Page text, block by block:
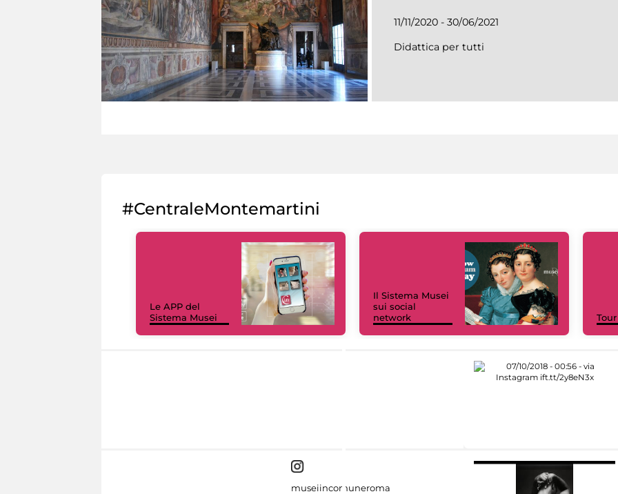
11/11/2020 - 30/06/2021
Didattica per tutti
#CentraleMontemartini
Le APP del
Sistema Musei
Il Sistema Musei
sui social
network
museiincomuneroma